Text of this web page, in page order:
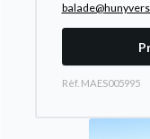
Rèf. MAES005995